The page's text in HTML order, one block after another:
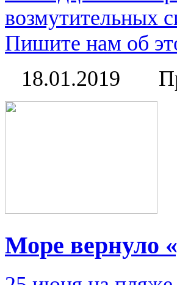
возмутительных
Пишите нам об
18.01.2019
Море вернуло